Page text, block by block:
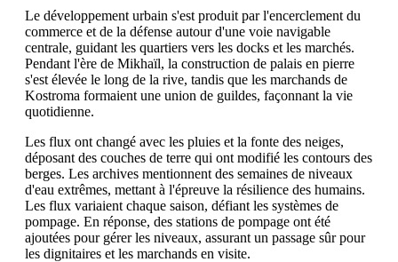
Le développement urbain s'est produit par l'encerclement du
commerce et de la défense autour d'une voie navigable
centrale, guidant les quartiers vers les docks et les marchés.
Pendant l'ère de Mikhaïl, la construction de palais en pierre
s'est élevée le long de la rive, tandis que les marchands de
Kostroma formaient une union de guildes, façonnant la vie
quotidienne.
Les flux ont changé avec les pluies et la fonte des neiges,
déposant des couches de terre qui ont modifié les contours des
berges. Les archives mentionnent des semaines de niveaux
d'eau extrêmes, mettant à l'épreuve la résilience des humains.
Les flux variaient chaque saison, défiant les systèmes de
pompage. En réponse, des stations de pompage ont été
ajoutées pour gérer les niveaux, assurant un passage sûr pour
les dignitaires et les marchands en visite.